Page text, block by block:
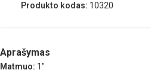
Produkto kodas: 10320
Aprašymas
Matmuo: 1″